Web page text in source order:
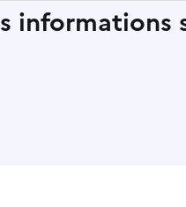
informations